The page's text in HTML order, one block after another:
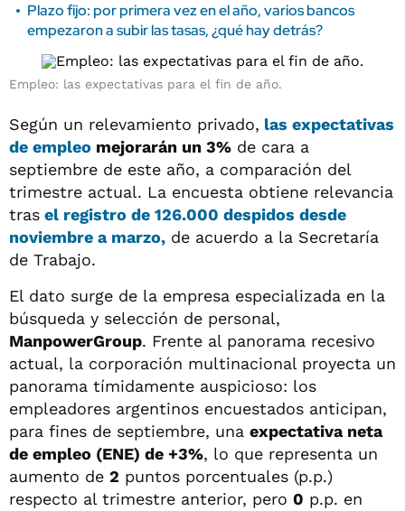
Plazo fijo: por primera vez en el año, varios bancos
empezaron a subir las tasas, ¿qué hay detrás?
Empleo: las expectativas para el fin de año.
Según un relevamiento privado, las expectativas
de empleo mejorarán un 3% de cara a
septiembre de este año, a comparación del
trimestre actual. La encuesta obtiene relevancia
tras el registro de 126.000 despidos desde
noviembre a marzo, de acuerdo a la Secretaría
de Trabajo.
El dato surge de la empresa especializada en la
búsqueda y selección de personal,
ManpowerGroup. Frente al panorama recesivo
actual, la corporación multinacional proyecta un
panorama tímidamente auspicioso: los
empleadores argentinos encuestados anticipan,
para fines de septiembre, una expectativa neta
de empleo (ENE) de +3%, lo que representa un
aumento de 2 puntos porcentuales (p.p.)
respecto al trimestre anterior, pero 0 p.p. en